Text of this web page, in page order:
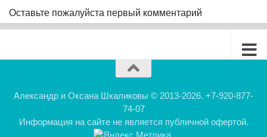
Оставьте пожалуйста первый комментарий
Александр и Оксана Шкаликовы © 2013-2026. +7-920-877-
74-07
Информация на сайте не является публичной офертой.